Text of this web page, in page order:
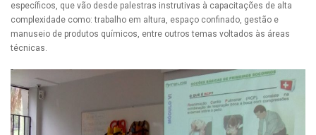
específicos, que vão desde palestras instrutivas à capacitações de alta
complexidade como: trabalho em altura, espaço confinado, gestão e
manuseio de produtos químicos, entre outros temas voltados às áreas
técnicas.